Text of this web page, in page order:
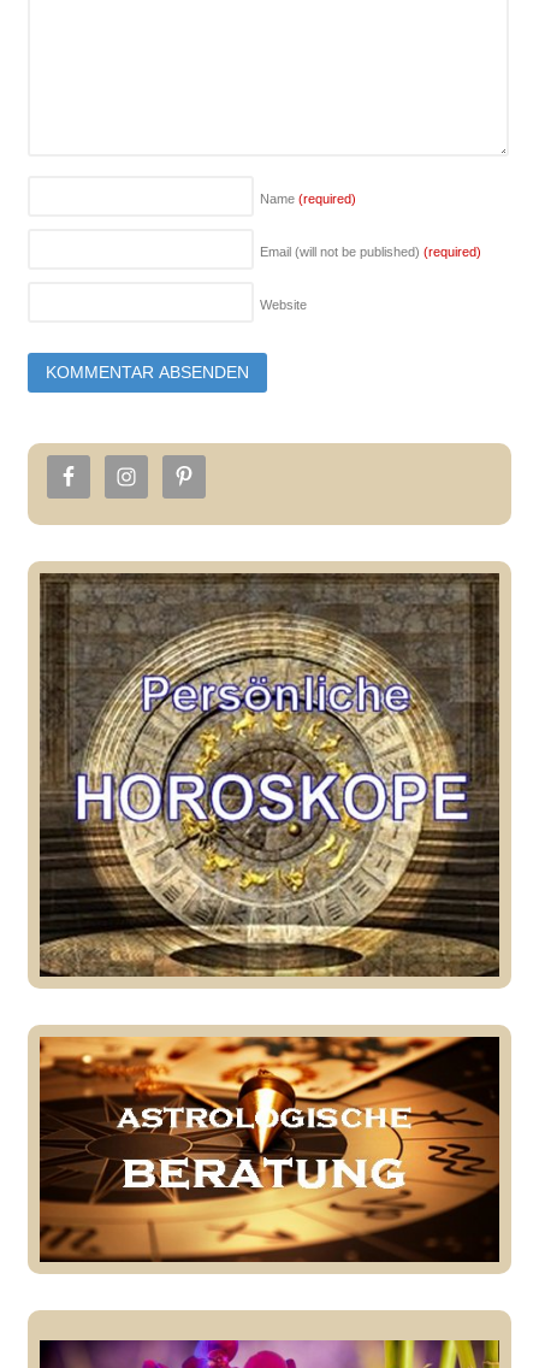
Name (required)
Email (will not be published) (required)
Website